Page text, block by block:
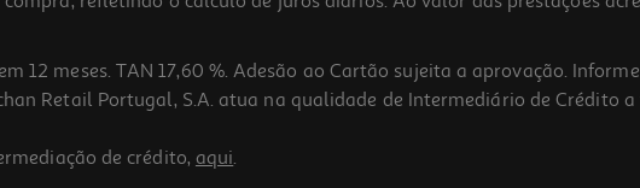
12 meses. TAN 17,60 %. Adesão ao Cartão sujeita a aprovação.
Retail Portugal, S.A. atua na qualidade de Intermediário de Crédito
de crédito, aqui.